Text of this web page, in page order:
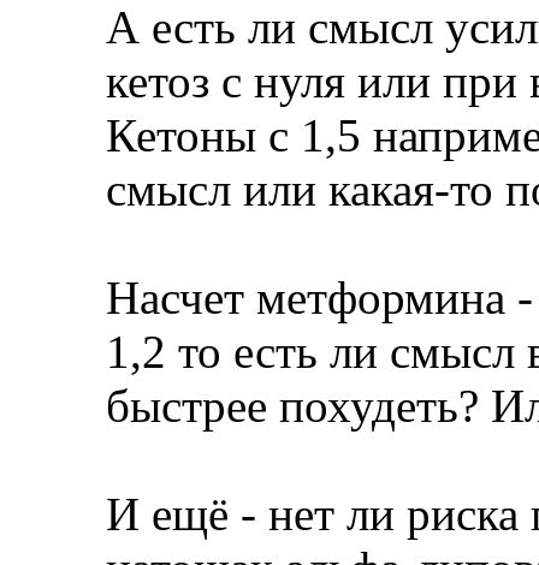
А есть ли смысл
кетоз с нуля или
Кетоны с 1,5
смысл или какая-то
Насчет метформина
1,2 то есть ли
быстрее похудеть?
И ещё - нет ли риска